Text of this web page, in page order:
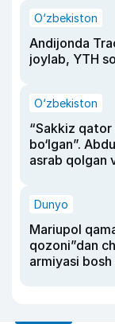
O‘zbekiston
Andijonda
joylab, YTH
O‘zbekiston
“Sakkiz
bo‘lgan”.
asrab qolgan
Dunyo
Mariupol
qozoni”dan
armiyasi